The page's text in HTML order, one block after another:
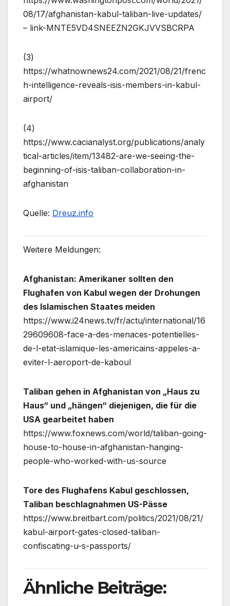
08/17/afghanistan-kabul-taliban-live-updates/
– link-MNTE5VD4SNEEZN2GKJVVSBCRPA
(3)
https://whatnownews24.com/2021/08/21/frenc
h-intelligence-reveals-isis-members-in-kabul-
airport/
(4)
https://www.cacianalyst.org/publications/analy
tical-articles/item/13482-are-we-seeing-the-
beginning-of-isis-taliban-collaboration-in-
afghanistan
Quelle: Dreuz.info
Weitere Meldungen:
Afghanistan: Amerikaner sollten den
Flughafen von Kabul wegen der Drohungen
des Islamischen Staates meiden
https://www.i24news.tv/fr/actu/international/16
29609608-face-a-des-menaces-potentielles-
de-l-etat-islamique-les-americains-appeles-a-
eviter-l-aeroport-de-kaboul
Taliban gehen in Afghanistan von „Haus zu
Haus“ und „hängen“ diejenigen, die für die
USA gearbeitet haben
https://www.foxnews.com/world/taliban-going-
house-to-house-in-afghanistan-hanging-
people-who-worked-with-us-source
Tore des Flughafens Kabul geschlossen,
Taliban beschlagnahmen US-Pässe
https://www.breitbart.com/politics/2021/08/21/
kabul-airport-gates-closed-taliban-
confiscating-u-s-passports/
Ähnliche Beiträge: